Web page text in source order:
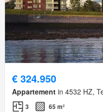
€ 324.950
Appartement in 4532 HZ,
3 65 m²